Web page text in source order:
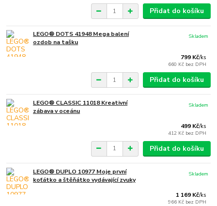
Přidat do košíku
LEGO® DOTS 41948 Mega balení
ozdob na tašku
799 Kč/ks
660 Kč bez DPH
Skladem
Přidat do košíku
LEGO® CLASSIC 11018 Kreativní
zábava v oceánu
499 Kč/ks
412 Kč bez DPH
Skladem
Přidat do košíku
LEGO® DUPLO 10977 Moje první
koťátko a štěňátko vydávající zvuky
1 169 Kč/ks
966 Kč bez DPH
Skladem